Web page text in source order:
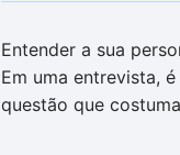
Entender a sua
Em uma entrevista,
questão que